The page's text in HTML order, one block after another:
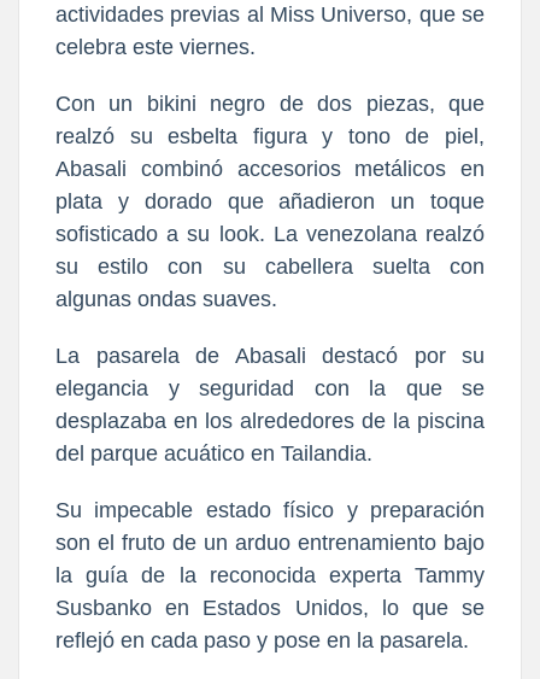
actividades previas al Miss Universo, que se
celebra este viernes.
Con un bikini negro de dos piezas, que
realzó su esbelta figura y tono de piel,
Abasali combinó accesorios metálicos en
plata y dorado que añadieron un toque
sofisticado a su look. La venezolana realzó
su estilo con su cabellera suelta con
algunas ondas suaves.
La pasarela de Abasali destacó por su
elegancia y seguridad con la que se
desplazaba en los alrededores de la piscina
del parque acuático en Tailandia.
Su impecable estado físico y preparación
son el fruto de un arduo entrenamiento bajo
la guía de la reconocida experta Tammy
Susbanko en Estados Unidos, lo que se
reflejó en cada paso y pose en la pasarela.